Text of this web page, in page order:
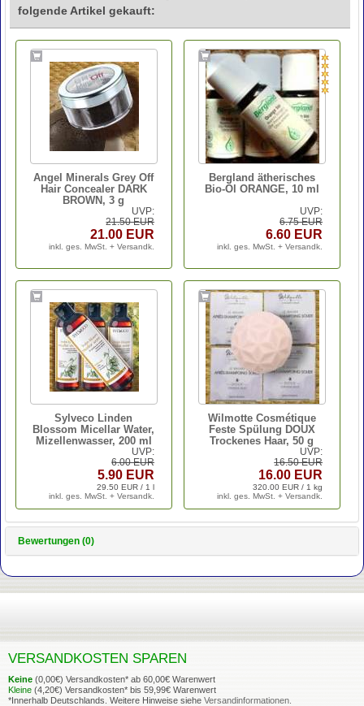
folgende Artikel gekauft:
Angel Minerals Grey Off
Hair Concealer DARK
BROWN, 3 g
UVP:
21.50 EUR
21.00 EUR
inkl. ges. MwSt. + Versandk.
Bergland ätherisches
Bio-Öl ORANGE, 10 ml
UVP:
6.75 EUR
6.60 EUR
inkl. ges. MwSt. + Versandk.
Sylveco Linden
Blossom Micellar Water,
Mizellenwasser, 200 ml
UVP:
6.00 EUR
5.90 EUR
29.50 EUR / 1 l
inkl. ges. MwSt. + Versandk.
Wilmotte Cosmétique
Feste Spülung DOUX
Trockenes Haar, 50 g
UVP:
16.50 EUR
16.00 EUR
320.00 EUR / 1 kg
inkl. ges. MwSt. + Versandk.
Bewertungen (0)
VERSANDKOSTEN SPAREN
Keine (0,00€) Versandkosten* ab 60,00€ Warenwert
Kleine (4,20€) Versandkosten* bis 59,99€ Warenwert
*Innerhalb Deutschlands. Weitere Hinweise siehe Versandinformationen.